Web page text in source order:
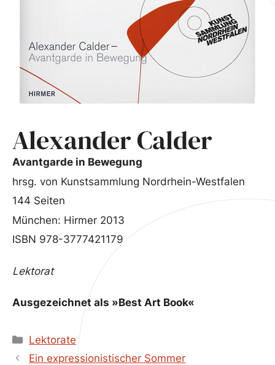
Alexander Calder
Avantgarde in Bewegung
hrsg. von Kunstsammlung Nordrhein-Westfalen
144 Seiten
München: Hirmer 2013
ISBN 978-3777421179
Lektorat
Ausgezeichnet als »Best Art Book«
Kategorien
Lektorate
Ein expressionistischer Sommer